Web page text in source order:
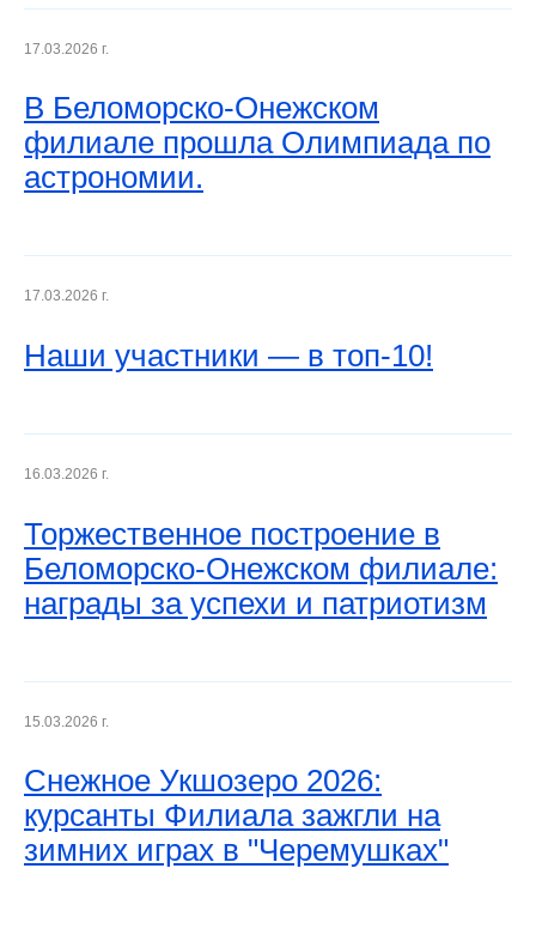
17.03.2026 г.
В Беломорско-Онежском
филиале прошла Олимпиада по
астрономии.
17.03.2026 г.
Наши участники — в топ‑10!
16.03.2026 г.
Торжественное построение в
Беломорско-Онежском филиале:
награды за успехи и патриотизм
15.03.2026 г.
Снежное Укшозеро 2026:
курсанты Филиала зажгли на
зимних играх в "Черемушках"